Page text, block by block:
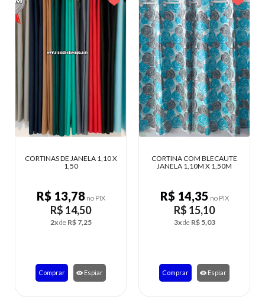
CORTINAS DE JANELA 1,10 X
1,50
R$ 13,78no PIX
R$ 14,50
2xde R$ 7,25
Comprar Espiar
CORTINA COM BLECAUTE
JANELA 1,10M X 1,50M
R$ 14,35 no PIX
R$ 15,10
3xde R$ 5,03
Comprar Espiar